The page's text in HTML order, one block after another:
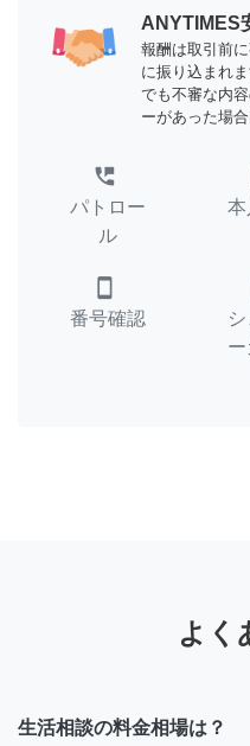
ANYTIMES
報酬は取引前
に振り込まれ
でも不審な内
ーがあった場
perm_phone_msg
パトロー
ル
本
smartphone
番号確認
よく
生活相談の料金相場は？